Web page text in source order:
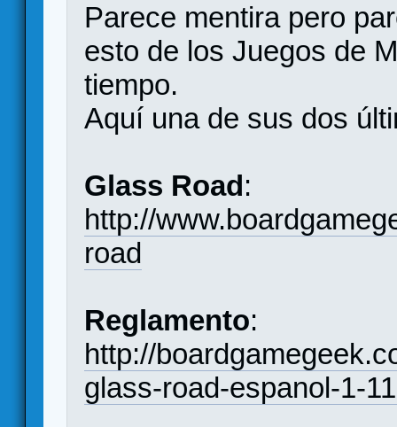
Parece mentira pero
esto de los Juegos de
tiempo.
Aquí una de sus dos
Glass Road:
http://
road
Reglamento:
http://
glass-road-espanol-1-